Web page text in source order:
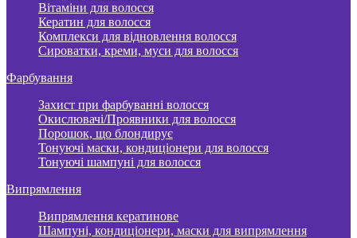
Вітаміни для волосся
Кератин для волосся
Комплекси для відновлення волосся
Сироватки, креми, муси для волосся
Фарбування
Захист при фарбуванні волосся
Окислювачі/Проявники для волосся
Порошок, що блондирує
Тонуючі маски, кондиціонери для волосся
Тонуючі шампуні для волосся
Випрямлення
Випрямлення кератинове
Шампуні, кондиціонери, маски для випрямлення